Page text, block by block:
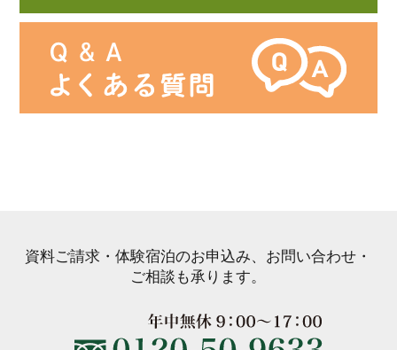
資料ご請求・体験宿泊のお申込み、お問い合わせ・
ご相談も承ります。